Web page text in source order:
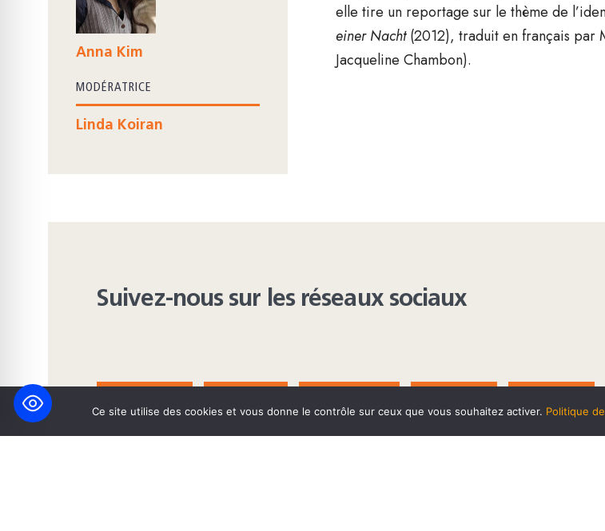
elle tire un reportage sur le thème de
einer Nacht(2012), traduit en français par
Jacqueline Chambon).
Anna Kim
MODÉRATRICE
Linda Koiran
Suivez-nous sur les réseaux sociaux
Ce site utilise des cookies et vous donne le contrôle sur ceux que vous souhaitez activer. Politique